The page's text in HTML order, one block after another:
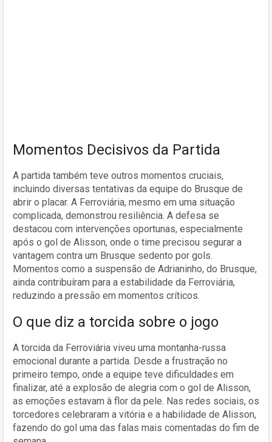
Momentos Decisivos da Partida
A partida também teve outros momentos cruciais,
incluindo diversas tentativas da equipe do Brusque de
abrir o placar. A Ferroviária, mesmo em uma situação
complicada, demonstrou resiliência. A defesa se
destacou com intervenções oportunas, especialmente
após o gol de Alisson, onde o time precisou segurar a
vantagem contra um Brusque sedento por gols.
Momentos como a suspensão de Adrianinho, do Brusque,
ainda contribuíram para a estabilidade da Ferroviária,
reduzindo a pressão em momentos críticos.
O que diz a torcida sobre o jogo
A torcida da Ferroviária viveu uma montanha-russa
emocional durante a partida. Desde a frustração no
primeiro tempo, onde a equipe teve dificuldades em
finalizar, até a explosão de alegria com o gol de Alisson,
as emoções estavam à flor da pele. Nas redes sociais, os
torcedores celebraram a vitória e a habilidade de Alisson,
fazendo do gol uma das falas mais comentadas do fim de